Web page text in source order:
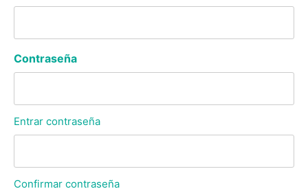
Contraseña
Entrar contraseña
Confirmar contraseña